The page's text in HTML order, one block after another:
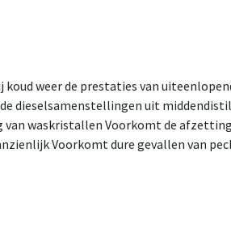
weer de prestaties van
dieselsamenstellingen uit
van waskristallen Voorkomt de
Voorkomt dure gevallen van